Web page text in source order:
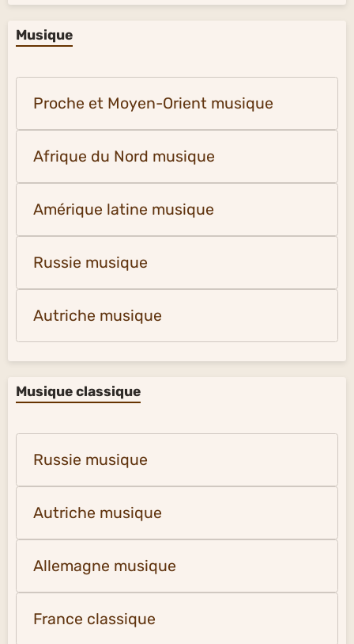
Musique
Proche et Moyen-Orient musique
Afrique du Nord musique
Amérique latine musique
Russie musique
Autriche musique
Musique classique
Russie musique
Autriche musique
Allemagne musique
France classique